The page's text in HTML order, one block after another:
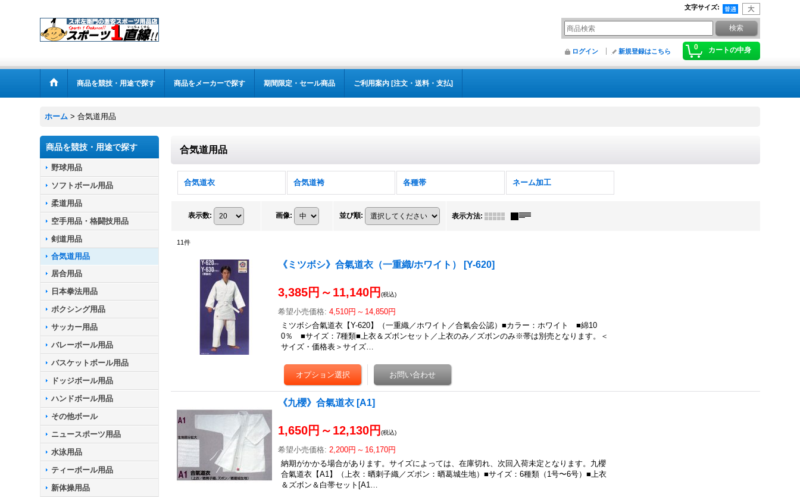
文字サイズ:
0 カートの中身
ログイン 新規登録はこちら
商品を競技・用途で探す 商品をメーカーで探す 期間限定・セール商品 ご利用案内 [注文・送料・支払]
ホーム > 合気道用品
商品を競技・用途で探す
野球用品
ソフトボール用品
柔道用品
空手用品・格闘技用品
剣道用品
合気道用品
居合用品
日本拳法用品
ボクシング用品
サッカー用品
バレーボール用品
バスケットボール用品
ドッジボール用品
ハンドボール用品
その他ボール
ニュースポーツ用品
水泳用品
ティーボール用品
新体操用品
合気道用品
合気道衣 合気道袴 各種帯 ネーム加工
表示数: 画像: 並び順: 表示方法:
11件
《ミツボシ》合氣道衣（一重織/ホワイト） [Y-620]
3,385円 ～ 11,140円(税込)
希望小売価格: 4,510円 ～ 14,850円
ミツボシ合氣道衣【Y-620】（一重織／ホワイト／合氣会公認）■カラー：ホワイト ■綿10
0％ ■サイズ：7種類■上衣＆ズボンセット／上衣のみ／ズボンのみ※帯は別売となります。＜
サイズ・価格表＞サイズ…
《九櫻》合氣道衣 [A1]
1,650円 ～ 12,130円(税込)
希望小売価格: 2,200円 ～ 16,170円
納期がかかる場合があります。サイズによっては、在庫切れ、次回入荷未定となります。九櫻
合氣道衣【A1】（上衣：晒刺子織／ズボン：晒葛城生地）■サイズ：6種類（1号〜6号）■上衣
＆ズボン＆白帯セット[A1…